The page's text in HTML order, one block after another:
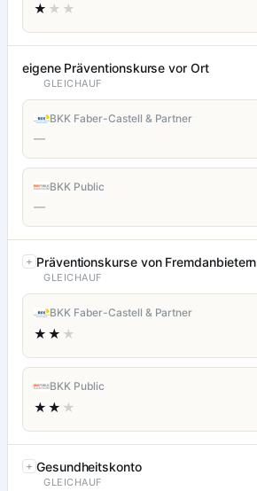
★ ★★
eigene Präventionskurse vor Ort
GLEICHAUF
BKK Faber-Castell & Partner
—
BKK Public
—
Präventionskurse von Fremdanbietern
GLEICHAUF
BKK Faber-Castell & Partner
★★ ★
BKK Public
★★ ★
Gesundheitskonto
GLEICHAUF